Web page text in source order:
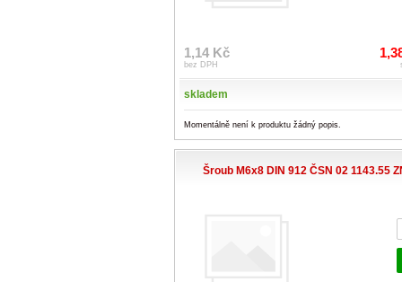
1,14 Kč
bez DPH
skladem
Momentálně není k produktu žádný popis.
Šroub M6x8 DIN 912 ČSN 02 1143.55